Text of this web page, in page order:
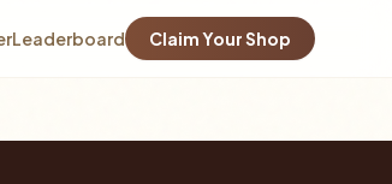
Leaderboard Claim Your Shop